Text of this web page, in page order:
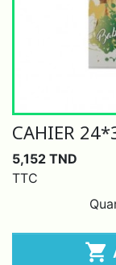
CAHIER
5,152 TND
TTC
